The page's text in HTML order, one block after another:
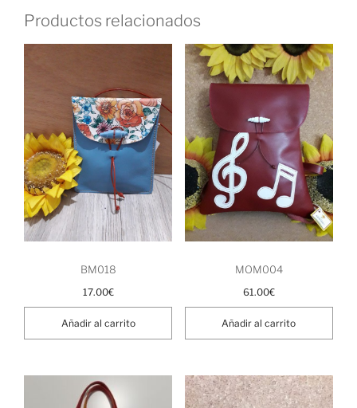
Productos relacionados
BM018
17.00€
Añadir al carrito
MOM004
61.00€
Añadir al carrito